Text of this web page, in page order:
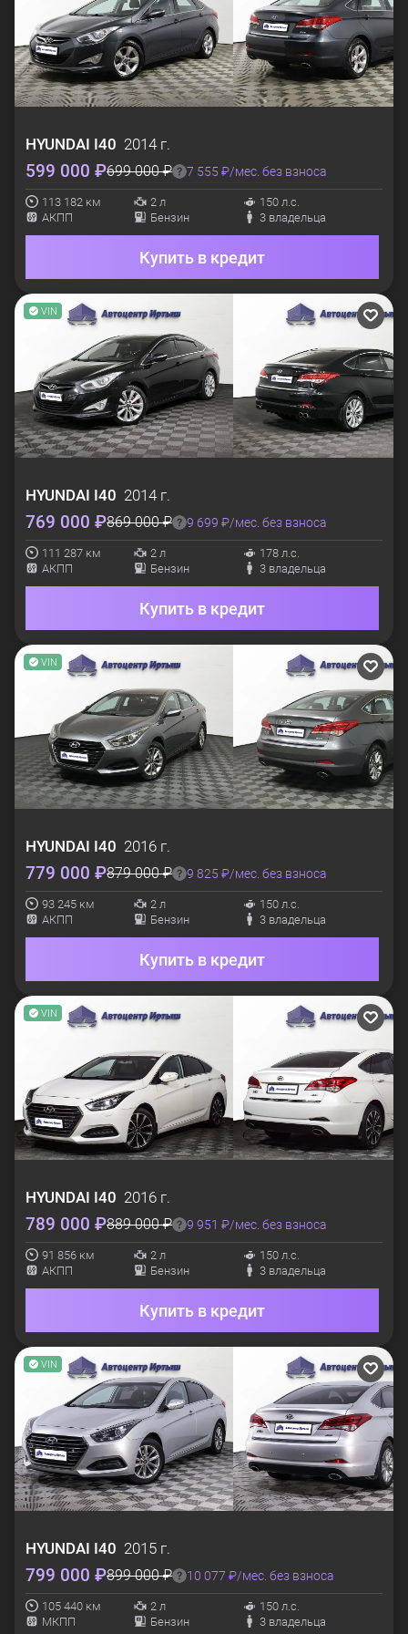
HYUNDAI I40 2014 г.
599 000 ₽699 000 ₽ 7 555 ₽/мес. без взноса
113 182 км 2 л
150 л.с.
АКПП
Бензин 3 владельца
Купить в кредит
VIN
HYUNDAI I40 2014 г.
769 000 ₽869 000 ₽ 9 699 ₽/мес. без взноса
111 287 км 2 л
178 л.с.
АКПП
Бензин 3 владельца
Купить в кредит
VIN
HYUNDAI I40 2016 г.
779 000 ₽879 000 ₽ 9 825 ₽/мес. без взноса
93 245 км 2 л
150 л.с.
АКПП
Бензин 3 владельца
Купить в кредит
VIN
HYUNDAI I40 2016 г.
789 000 ₽889 000 ₽ 9 951 ₽/мес. без взноса
91 856 км 2 л
150 л.с.
АКПП
Бензин 3 владельца
Купить в кредит
VIN
HYUNDAI I40 2015 г.
799 000 ₽899 000 ₽ 10 077 ₽/мес. без взноса
105 440 км 2 л
150 л.с.
МКПП
Бензин 3 владельца